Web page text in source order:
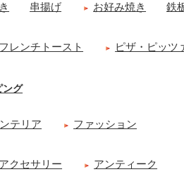
串揚げ お好み焼き 鉄
フレンチトースト ピザ・ピッツ
ング
テリア ファッション
アクセサリー アンティーク